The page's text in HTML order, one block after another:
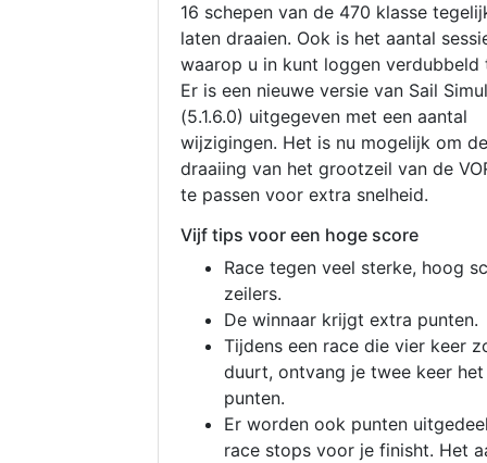
16 schepen van de 470 klasse
laten draaien. Ook is het aantal
waarop u in kunt loggen verdubbeld
Er is een nieuwe versie van Sail
(5.1.6.0) uitgegeven met een aantal
wijzigingen. Het is nu mogelijk om de
draaiing van het grootzeil van de
te passen voor extra snelheid.
Vijf tips voor een hoge score
Race tegen veel sterke, hoog
zeilers.
De winnaar krijgt extra punten.
Tijdens een race die vier keer
duurt, ontvang je twee keer
punten.
Er worden ook punten
race stops voor je finisht. Het